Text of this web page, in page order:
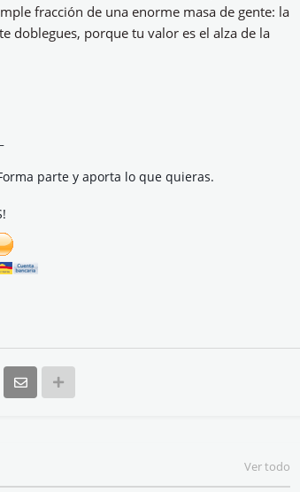
fracción de una enorme masa de gente: la
doblegues, porque tu valor es el alza de la
parte y aporta lo que quieras.
Ver todo